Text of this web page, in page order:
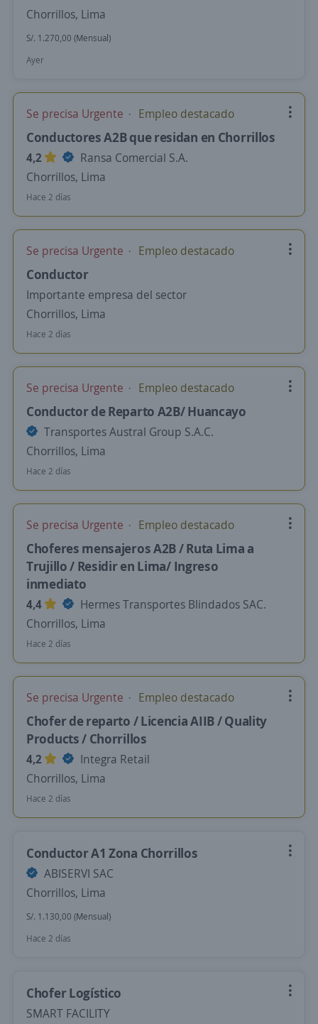
Chorrillos, Lima
S/. 1.270,00 (Mensual)
Ayer
Se precisa Urgente Empleo destacado
Conductores A2B que residan en Chorrillos
4,2
Ransa Comercial S.A.
Chorrillos, Lima
Hace 2 días
Se precisa Urgente Empleo destacado
Conductor
Importante empresa del sector
Chorrillos, Lima
Hace 2 días
Se precisa Urgente Empleo destacado
Conductor de Reparto A2B/ Huancayo
Transportes Austral Group S.A.C.
Chorrillos, Lima
Hace 2 días
Se precisa Urgente Empleo destacado
Choferes mensajeros A2B / Ruta Lima a
Trujillo / Residir en Lima/ Ingreso
inmediato
4,4
Hermes Transportes Blindados SAC.
Chorrillos, Lima
Hace 2 días
Se precisa Urgente Empleo destacado
Chofer de reparto / Licencia AIIB / Quality
Products / Chorrillos
4,2
Integra Retail
Chorrillos, Lima
Hace 2 días
Conductor A1 Zona Chorrillos
ABISERVI SAC
Chorrillos, Lima
S/. 1.130,00 (Mensual)
Hace 2 días
Chofer Logístico
SMART FACILITY